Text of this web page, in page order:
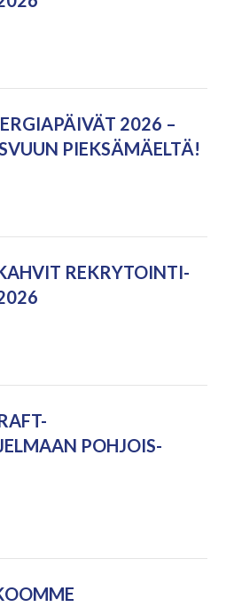
2026 –
PIEKSÄMÄELTÄ!
REKRYTOINTI-
POHJOIS-